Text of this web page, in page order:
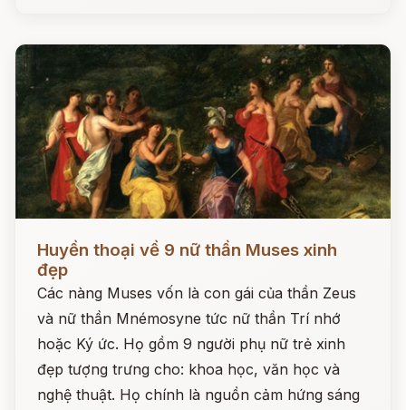
Đọc ngay
Huyền thoại về 9 nữ thần Muses xinh
đẹp
Các nàng Muses vốn là con gái của thần Zeus
và nữ thần Mnémosyne tức nữ thần Trí nhớ
hoặc Ký ức. Họ gồm 9 người phụ nữ trẻ xinh
đẹp tượng trưng cho: khoa học, văn học và
nghệ thuật. Họ chính là nguồn cảm hứng sáng